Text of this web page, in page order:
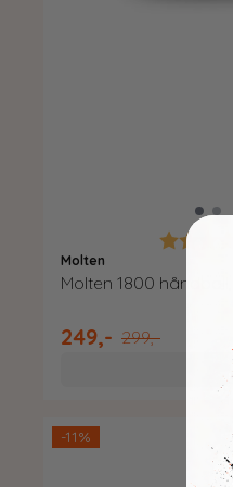
Karakter:
Molten
Molten 1800 håndball, 1
249,- 299,-
-11%